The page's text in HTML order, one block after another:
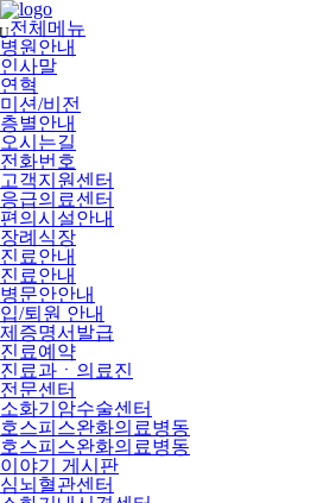
메
뉴
건
너
뛰
기
전체메뉴
병원안내
인사말
연혁
미션/비전
층별안내
오시는길
전화번호
고객지원센터
응급의료센터
편의시설안내
장례식장
진료안내
진료안내
병문안안내
입/퇴원 안내
제증명서발급
진료예약
진료과ㆍ의료진
전문센터
소화기암수술센터
호스피스완화의료병동
호스피스완화의료병동
이야기 게시판
심뇌혈관센터